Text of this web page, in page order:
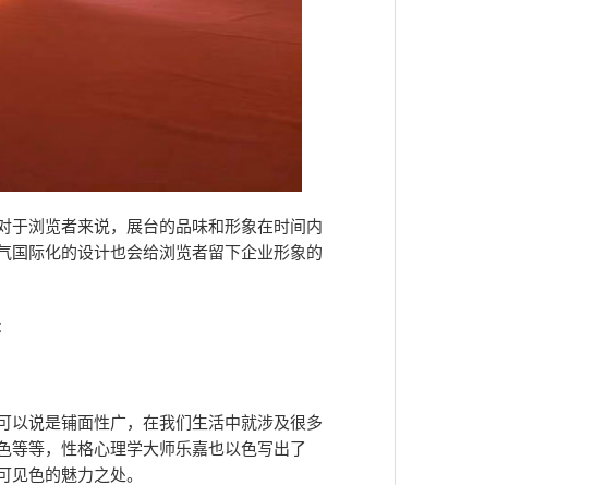
于浏览者来说，展台的品味和形象在时间内
国际化的设计也会给浏览者留下企业形象的
以说是铺面性广，在我们生活中就涉及很多
等等，性格心理学大师乐嘉也以色写出了
见色的魅力之处。